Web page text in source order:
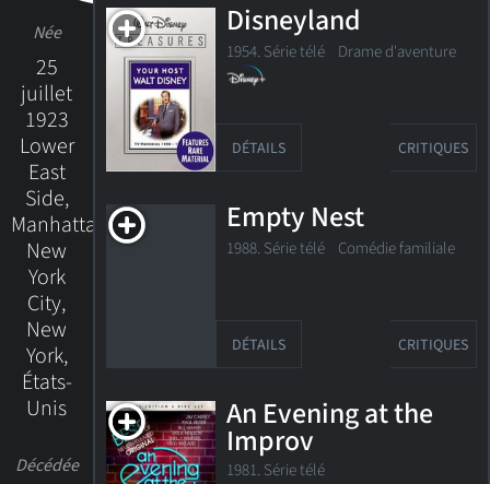
Née
25
juillet
1923
Lower
East
Side,
Manhattan,
New
York
City,
New
York,
États-
Unis
Décédée
Disneyland
1954. Série télé Drame d'aventure
DÉTAILS CRITIQUES
Empty Nest
1988. Série télé Comédie familiale
DÉTAILS CRITIQUES
An Evening at the
Improv
1981. Série télé